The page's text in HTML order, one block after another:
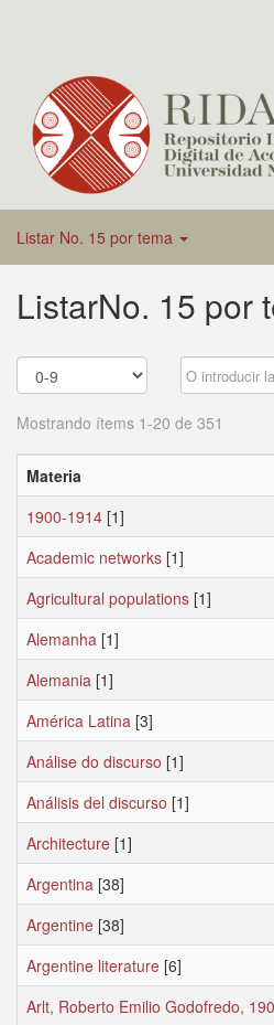
Listar No. 15 por tema
ListarNo. 15 por
Mostrando ítems 1-20 de 351
Materia
1900-1914 [1]
Academic networks [1]
Agricultural populations [1]
Alemanha [1]
Alemania [1]
América Latina [3]
Análise do discurso [1]
Análisis del discurso [1]
Architecture [1]
Argentina [38]
Argentine [38]
Argentine literature [6]
Arlt, Roberto Emilio Godofredo,